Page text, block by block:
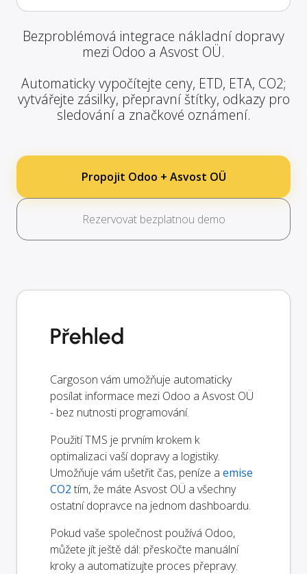
Bezproblémová integrace nákladní dopravy
mezi Odoo a Asvost OÜ.
Automaticky vypočítejte ceny, ETD, ETA, CO2;
vytvářejte zásilky, přepravní štítky, odkazy pro
sledování a značkové oznámení.
Propojit Odoo + Asvost OÜ
Rezervovat bezplatnou demo
Přehled
Cargoson vám umožňuje automaticky
posílat informace mezi Odoo a Asvost OÜ
- bez nutnosti programování.
Použití TMS je prvním krokem k
optimalizaci vaší dopravy a logistiky.
Umožňuje vám ušetřit čas, peníze a emise
CO2 tím, že máte Asvost OÜ a všechny
ostatní dopravce na jednom dashboardu.
Pokud vaše společnost používá Odoo,
můžete jít ještě dál: přeskočte manuální
kroky a automatizujte proces přepravy.